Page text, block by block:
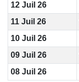
12 Juil 26
11 Juil 26
10 Juil 26
09 Juil 26
08 Juil 26